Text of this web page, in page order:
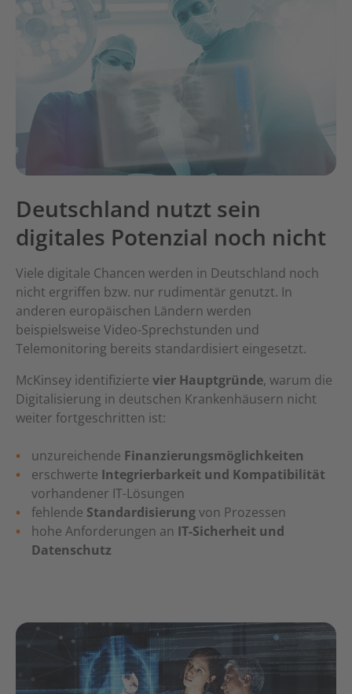
Deutschland nutzt sein
digitales Potenzial noch nicht
Viele digitale Chancen werden in Deutschland noch
nicht ergriffen bzw. nur rudimentär genutzt. In
anderen europäischen Ländern werden
beispielsweise Video-Sprechstunden und
Telemonitoring bereits standardisiert eingesetzt.
McKinsey identifizierte vier Hauptgründe, warum die
Digitalisierung in deutschen Krankenhäusern nicht
weiter fortgeschritten ist:
unzureichende Finanzierungsmöglichkeiten
erschwerte Integrierbarkeit und Kompatibilität
vorhandener IT-Lösungen
fehlende Standardisierungvon Prozessen
hohe Anforderungen an IT-Sicherheit und
Datenschutz